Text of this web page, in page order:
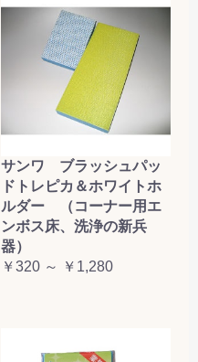
サンワ ブラッシュパッ
ドトレピカ＆ホワイトホ
ルダー （コーナー用エ
ンボス床、洗浄の新兵
器）
￥320 ～ ￥1,280